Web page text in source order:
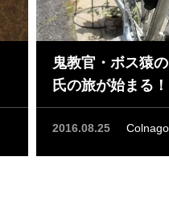
鬼教官・ボス猿
氏の旅が始まる
2016.08.25 Colnago